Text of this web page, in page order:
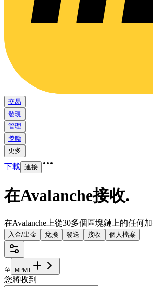
交易
發現
管理
獎勵
更多
下載 連接
在Avalanche接收.
在Avalanche上從30多個區塊鏈上的任何加
入金/出金 兌換 發送 接收 個人檔案
至 MPMT
您將收到